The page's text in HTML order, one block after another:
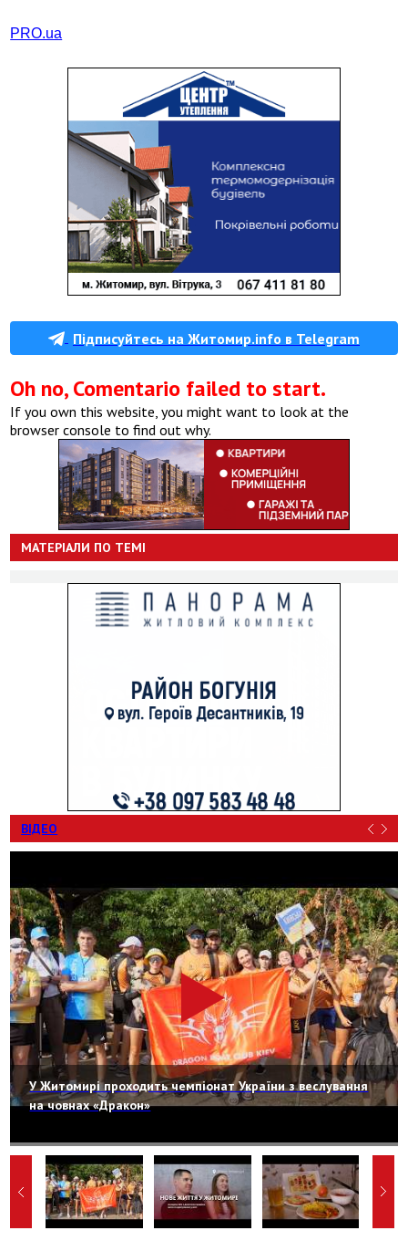
PRO.ua
Підписуйтесь на Житомир.info в Telegram
Oh no, Comentario failed to start.
If you own this website, you might want to look at the
browser console to find out why.
МАТЕРІАЛИ ПО ТЕМІ
ВІДЕО
У Житомирі проходить чемпіонат України з веслування
на човнах «Дракон»